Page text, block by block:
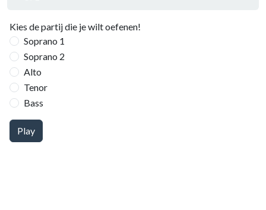
Kies de partij die je wilt oefenen!
Soprano 1
Soprano 2
Alto
Tenor
Bass
Play